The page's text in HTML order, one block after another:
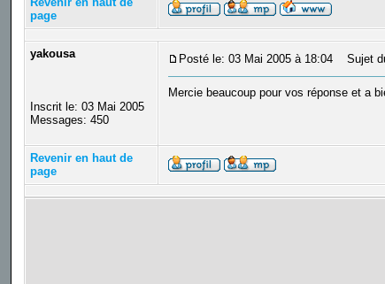
page
yakousa
Inscrit le: 03 Mai 2005
Messages: 450
Posté le: 03 Mai 2005 à 18:04 Sujet
Mercie beaucoup pour vos réponse et a
Revenir en haut de
page